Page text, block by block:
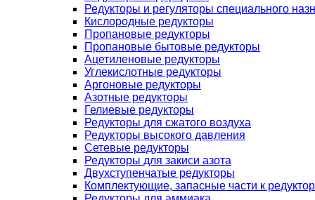
Редукторы и регуляторы специального
Кислородные редукторы
Пропановые редукторы
Пропановые бытовые редукторы
Ацетиленовые редукторы
Углекислотные редукторы
Аргоновые редукторы
Азотные редукторы
Гелиевые редукторы
Редукторы для сжатого воздуха
Редукторы высокого давления
Сетевые редукторы
Редукторы для закиси азота
Двухступенчатые редукторы
Комплектующие, запасные части к